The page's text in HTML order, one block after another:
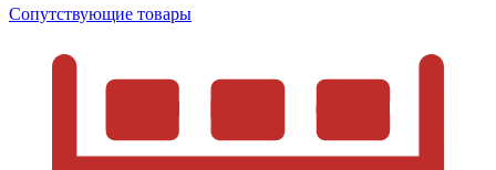
Сопутствующие товары